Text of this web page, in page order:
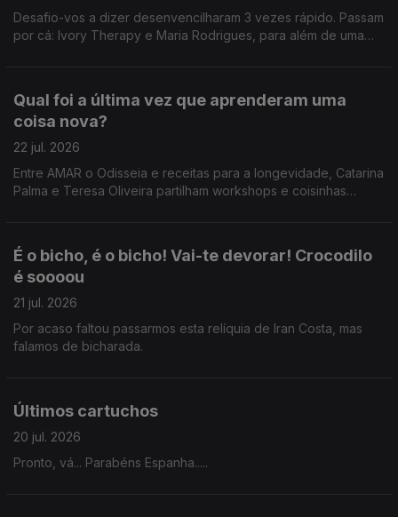
Desafio-vos a dizer desenvencilharam 3 vezes rápido. Passam
por cá: Ivory Therapy e Maria Rodrigues, para além de uma
Qual foi a última vez que aprenderam uma
coisa nova?
22 jul. 2026
Entre AMAR o Odisseia e receitas para a longevidade, Catarina
Palma e Teresa Oliveira partilham workshops e coisinhas
É o bicho, é o bicho! Vai-te devorar! Crocodilo
é soooou
21 jul. 2026
Por acaso faltou passarmos esta relíquia de Iran Costa, mas
falamos de bicharada.
Últimos cartuchos
20 jul. 2026
Pronto, vá... Parabéns Espanha.....